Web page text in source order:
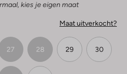
kies je eigen maat
Maat uitverkocht?
27 28 29 30